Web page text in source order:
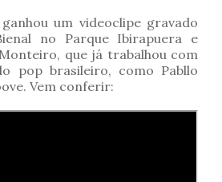
um videoclipe gravado
no Parque Ibirapuera e
que já trabalhou com
pop brasileiro, como Pabllo
Vem conferir: